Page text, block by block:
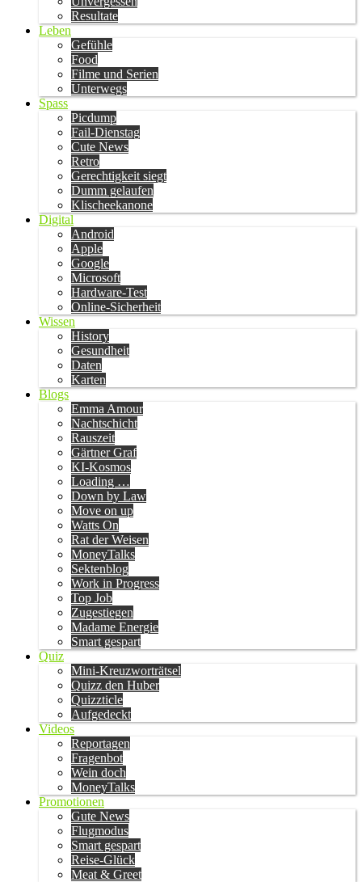
Resultate
Leben
Gefühle
Food
Filme und Serien
Unterwegs
Spass
Picdump
Fail-Dienstag
Cute News
Retro
Gerechtigkeit siegt
Dumm gelaufen
Klischeekanone
Digital
Android
Apple
Google
Microsoft
Hardware-Test
Online-Sicherheit
Wissen
History
Gesundheit
Daten
Karten
Blogs
Emma Amour
Nachtschicht
Rauszeit
Gärtner Graf
KI-Kosmos
Loading …
Down by Law
Move on up
Watts On
Rat der Weisen
MoneyTalks
Sektenblog
Work in Progress
Top Job
Zugestiegen
Madame Energie
Smart gespart
Quiz
Mini-Kreuzworträtsel
Quizz den Huber
Quizzticle
Aufgedeckt
Videos
Reportagen
Fragenbot
Wein doch
MoneyTalks
Promotionen
Gute News
Flugmodus
Smart gespart
Reise-Glück
Meat & Greet